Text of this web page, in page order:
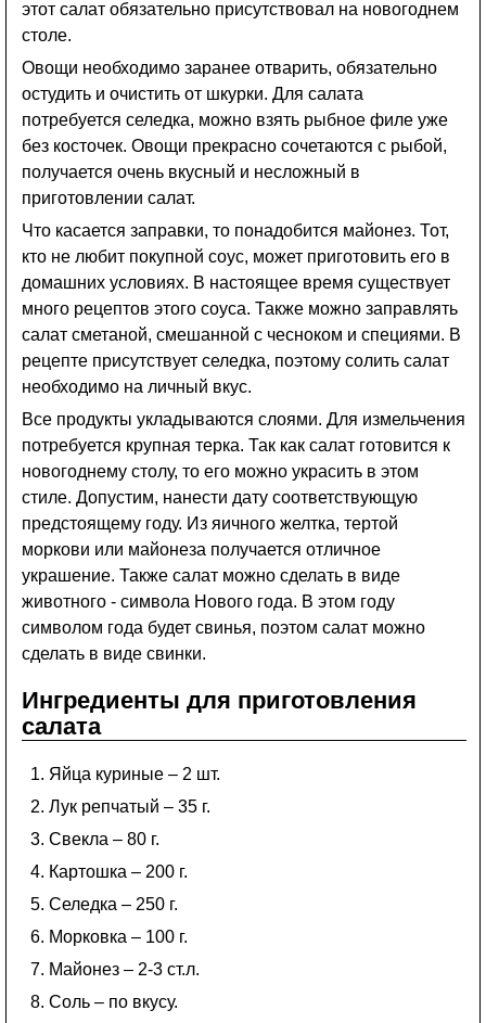
этот салат обязательно присутствовал на новогоднем
столе.
Овощи необходимо заранее отварить, обязательно
остудить и очистить от шкурки. Для салата
потребуется селедка, можно взять рыбное филе уже
без косточек. Овощи прекрасно сочетаются с рыбой,
получается очень вкусный и несложный в
приготовлении салат.
Что касается заправки, то понадобится майонез. Тот,
кто не любит покупной соус, может приготовить его в
домашних условиях. В настоящее время существует
много рецептов этого соуса. Также можно заправлять
салат сметаной, смешанной с чесноком и специями. В
рецепте присутствует селедка, поэтому солить салат
необходимо на личный вкус.
Все продукты укладываются слоями. Для измельчения
потребуется крупная терка. Так как салат готовится к
новогоднему столу, то его можно украсить в этом
стиле. Допустим, нанести дату соответствующую
предстоящему году. Из яичного желтка, тертой
моркови или майонеза получается отличное
украшение. Также салат можно сделать в виде
животного - символа Нового года. В этом году
символом года будет свинья, поэтом салат можно
сделать в виде свинки.
Ингредиенты для приготовления
салата
Яйца куриные – 2 шт.
Лук репчатый – 35 г.
Свекла – 80 г.
Картошка – 200 г.
Селедка – 250 г.
Морковка – 100 г.
Майонез – 2-3 ст.л.
Соль – по вкусу.